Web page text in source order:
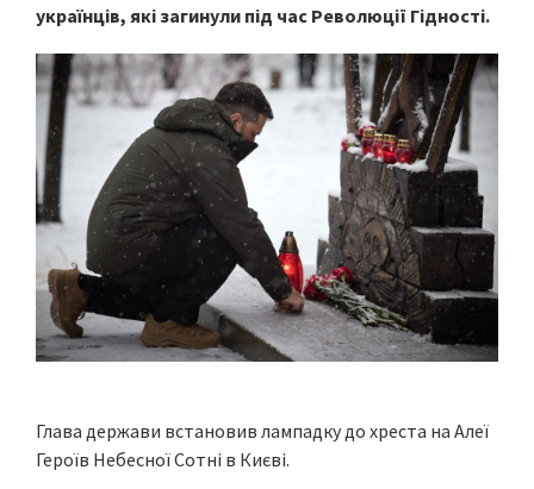
українців, які загинули під час Революції Гідності.
Глава держави встановив лампадку до хреста на Алеї
Героїв Небесної Сотні в Києві.